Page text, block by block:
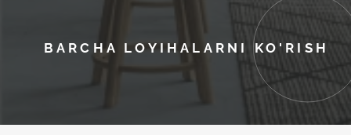
BARCHA LOYIHALARNI KO'RISH